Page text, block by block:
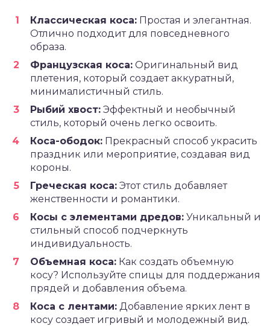
Классическая коса: Простая и элегантная.
Отлично подходит для повседневного
образа.
Французская коса: Оригинальный вид
плетения, который создает аккуратный,
минималистичный стиль.
Рыбий хвост: Эффектный и необычный
стиль, который очень легко освоить.
Коса-ободок: Прекрасный способ украсить
праздник или мероприятие, создавая вид
короны.
Греческая коса: Этот стиль добавляет
женственности и романтики.
Косы с элементами дредов: Уникальный и
стильный способ подчеркнуть
индивидуальность.
Объемная коса: Как создать объемную
косу? Используйте спицы для поддержания
прядей и добавления объема.
Коса с лентами: Добавление ярких лент в
косу создает игривый и молодежный вид.